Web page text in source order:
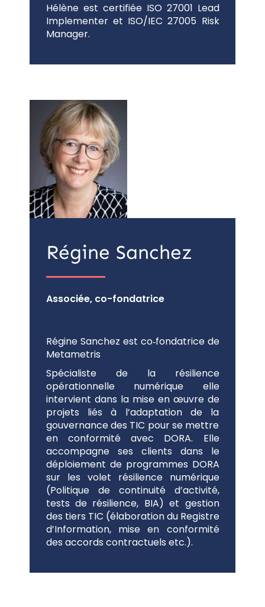
Hélène est certifiée ISO 27001 Lead
Implementer et ISO/IEC 27005 Risk
Manager.
Régine Sanchez
Associée, co-fondatrice
Régine Sanchez est co‑fondatrice de
Metametris
Spécialiste de la résilience
opérationnelle numérique elle
intervient dans la mise en œuvre de
projets liés à l’adaptation de la
gouvernance des TIC pour se mettre
en conformité avec DORA. Elle
accompagne ses clients dans le
déploiement de programmes DORA
sur les volet résilience numérique
(Politique de continuité d’activité,
tests de résilience, BIA) et gestion
des tiers TIC (élaboration du Registre
d’Information, mise en conformité
des accords contractuels etc.).